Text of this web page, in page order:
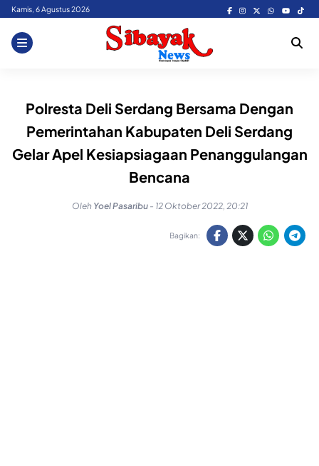
Skip
content
Kamis, 6 Agustus 2026
Polresta Deli Serdang Bersama Dengan
Pemerintahan Kabupaten Deli Serdang
Gelar Apel Kesiapsiagaan Penanggulangan
Bencana
Oleh Yoel Pasaribu - 12 Oktober 2022, 20:21
Bagikan: